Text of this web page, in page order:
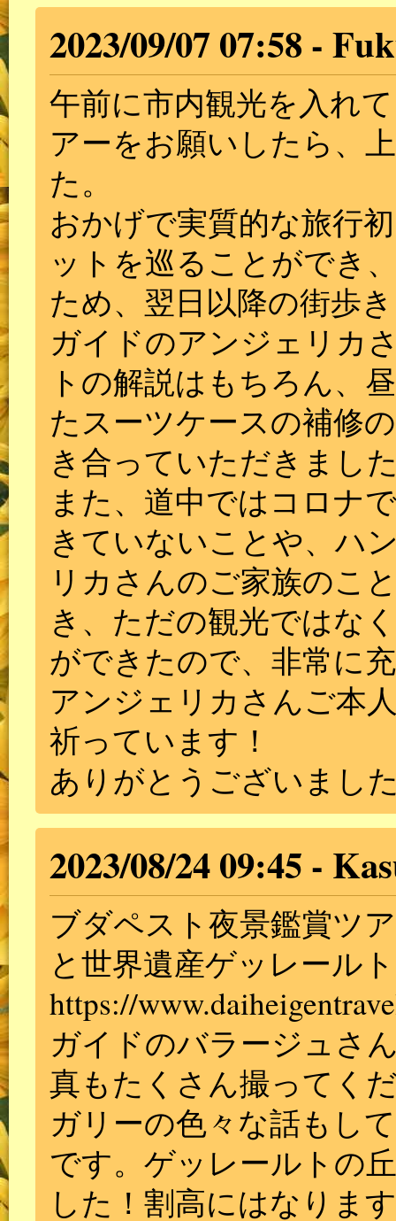
2023/09/07 07:58
午前に市内観光を入れ
アーをお願いしたら、
た。
おかげで実質的な旅行
ットを巡ることができ
ため、翌日以降の街歩
ガイドのアンジェリカ
トの解説はもちろん、
たスーツケースの補修
き合っていただきまし
また、道中ではコロナ
きていないことや、ハ
リカさんのご家族のこ
き、ただの観光ではな
ができたので、非常に
アンジェリカさんご本
祈っています！
ありがとうございまし
2023/08/24 09:45
ブダペスト夜景鑑賞ツ
と世界遺産ゲッレール
https://
ガイドのバラージュさ
真もたくさん撮ってく
ガリーの色々な話もし
です。ゲッレールトの
した！割高にはなりま